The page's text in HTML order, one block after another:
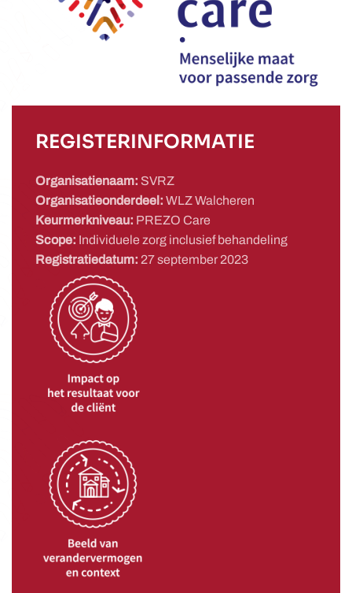
REGISTERINFORMATIE
Organisatienaam: SVRZ
Organisatieonderdeel: WLZ Walcheren
Keurmerkniveau: PREZO Care
Scope: Individuele zorg inclusief behandeling
Registratiedatum: 27 september 2023